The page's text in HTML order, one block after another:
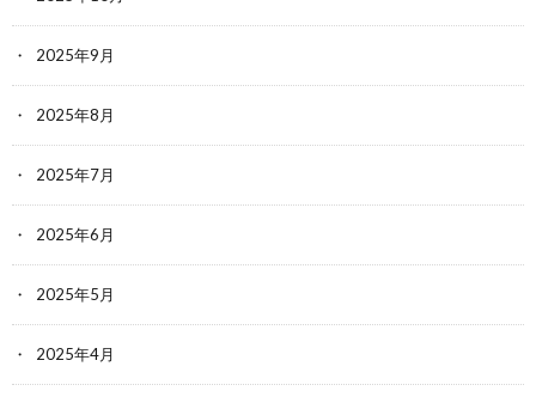
2025年9月
2025年8月
2025年7月
2025年6月
2025年5月
2025年4月